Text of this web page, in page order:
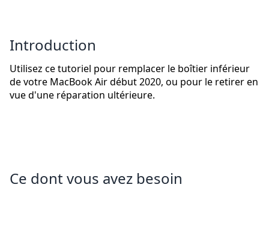
Introduction
Utilisez ce tutoriel pour remplacer le boîtier inférieur
de votre MacBook Air début 2020, ou pour le retirer en
vue d'une réparation ultérieure.
Ce dont vous avez besoin